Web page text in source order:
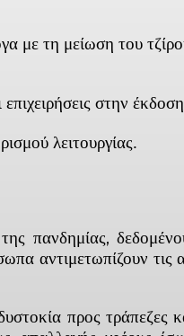
με τη μείωση του
στην
λειτουργίας.
πανδημίας,
αντιμετωπίζουν τις
προς τράπεζες